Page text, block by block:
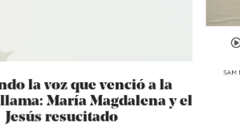
la voz que venció a la
María Magdalena y el
Jesús resucitado
SAM